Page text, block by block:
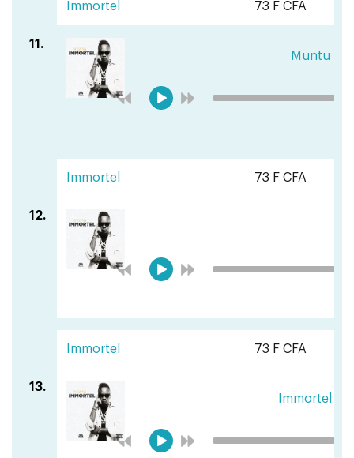
Immortel 73 F CFA
11.
Muntu
Immortel 73 F CFA
12.
Immortel 73 F CFA
13.
Immortel